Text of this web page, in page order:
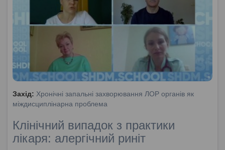
Захід: Хронічні запальні захворювання ЛОР органів як
міждисциплінарна проблема
Клінічний випадок з практики
лікаря: алергічний риніт